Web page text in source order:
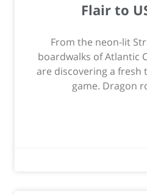
Flair to
From the neon-lit
boardwalks of Atlantic
are discovering a fresh
game. Dragon